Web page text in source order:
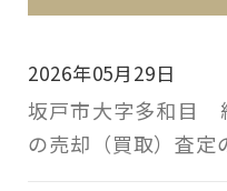
2026年05月29日
坂戸市大字多和目
の売却（買取）査定